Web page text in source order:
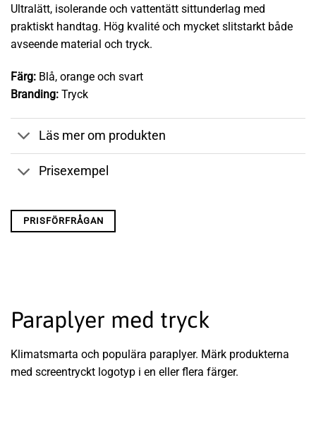
Ultralätt, isolerande och vattentätt sittunderlag med
praktiskt handtag. Hög kvalité och mycket slitstarkt både
avseende material och tryck.
Färg: Blå, orange och svart
Branding: Tryck
Läs mer om produkten
Prisexempel
PRISFÖRFRÅGAN
Paraplyer med tryck
Klimatsmarta och populära paraplyer. Märk produkterna
med screentryckt logotyp i en eller flera färger.